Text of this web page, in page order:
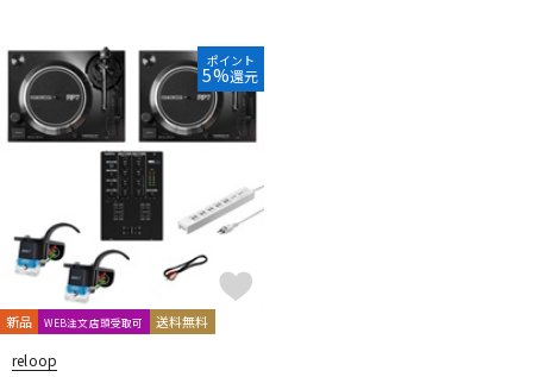
配信/ライブ機器
中古
ポイント
5%還元
新品 WEB注文店頭受取可 送料無料
reloop